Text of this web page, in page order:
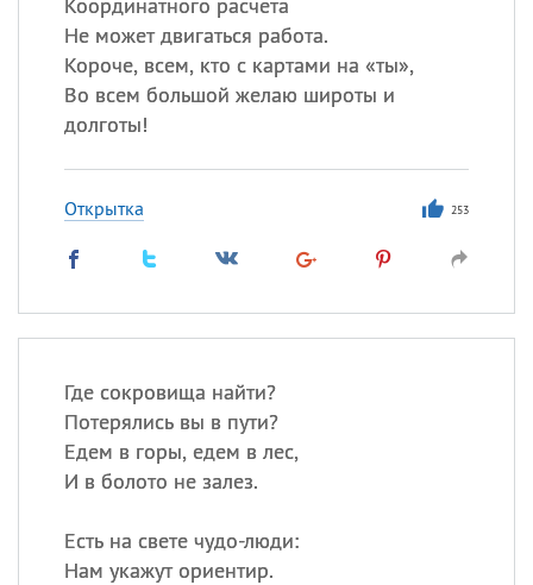
Не может двигаться работа.
Короче, всем, кто с картами на «ты»,
Во всем большой желаю широты и
долготы!
Открытка 253
Где сокровища найти?
Потерялись вы в пути?
Едем в горы, едем в лес,
И в болото не залез.
Есть на свете чудо-люди:
Нам укажут ориентир.